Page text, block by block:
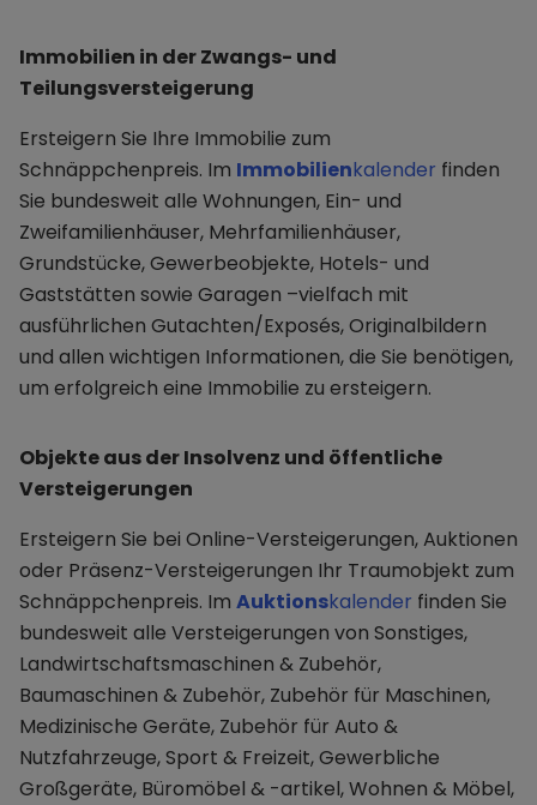
Immobilien in der Zwangs- und
Teilungsversteigerung
Ersteigern Sie Ihre Immobilie zum
Schnäppchenpreis. Im Immobilienkalender finden
Sie bundesweit alle Wohnungen, Ein- und
Zweifamilienhäuser, Mehrfamilienhäuser,
Grundstücke, Gewerbeobjekte, Hotels- und
Gaststätten sowie Garagen –vielfach mit
ausführlichen Gutachten/Exposés, Originalbildern
und allen wichtigen Informationen, die Sie benötigen,
um erfolgreich eine Immobilie zu ersteigern.
Objekte aus der Insolvenz und öffentliche
Versteigerungen
Ersteigern Sie bei Online-Versteigerungen, Auktionen
oder Präsenz-Versteigerungen Ihr Traumobjekt zum
Schnäppchenpreis. Im Auktionskalender finden Sie
bundesweit alle Versteigerungen von Sonstiges,
Landwirtschaftsmaschinen & Zubehör,
Baumaschinen & Zubehör, Zubehör für Maschinen,
Medizinische Geräte, Zubehör für Auto &
Nutzfahrzeuge, Sport & Freizeit, Gewerbliche
Großgeräte, Büromöbel & -artikel, Wohnen & Möbel,